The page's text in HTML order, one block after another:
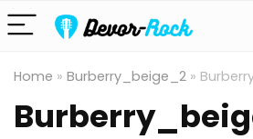
Home » Burberry_beige_2 »